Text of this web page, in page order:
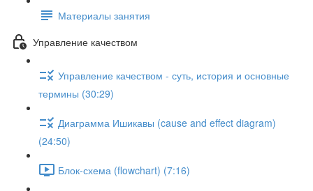
Материалы занятия
Управление качеством
Управление качеством - суть, история и основные
термины (30:29)
Диаграмма Ишикавы (cause and effect diagram)
(24:50)
Блок-схема (flowchart) (7:16)